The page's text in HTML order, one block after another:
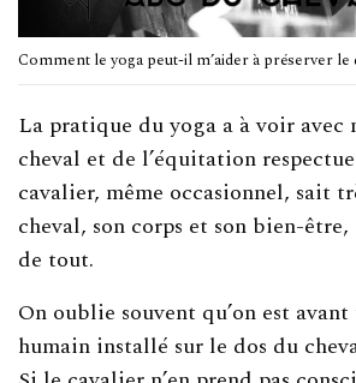
Comment le yoga peut-il m’aider à préserver le
La pratique du yoga a à voir avec
cheval et de l’équitation
cavalier, même occasionnel, sait
cheval, son corps et son bien-
de tout.
On oublie souvent qu’on est
humain installé sur le dos du